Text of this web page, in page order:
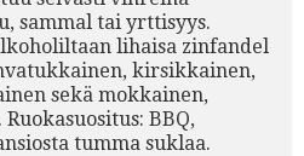
sammal tai yrttisyys.
lihaisa zinfandel
kirsikkainen,
sekä mokkainen,
BBQ,
tumma suklaa.